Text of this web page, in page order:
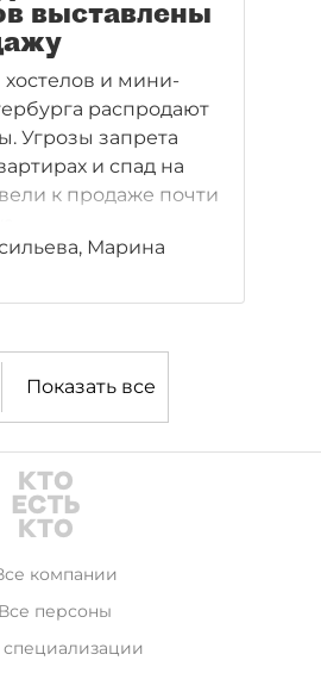
выставлены
и мини-
распродают
Угрозы запрета
и спад на
к продаже почти
Марина
Показать все
компании
Все персоны
специализации